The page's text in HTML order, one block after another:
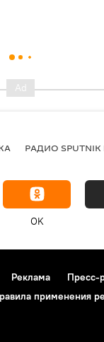
РАДИО
OK
Реклама Пресс-
применения